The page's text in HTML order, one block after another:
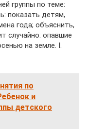
группы по теме:
показать детям,
года; объяснить,
случайно: опавшие
на земле. I.
по
и
детского